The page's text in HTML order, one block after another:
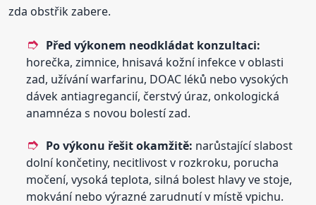
zda obstřik zabere.
Před výkonem neodkládat konzultaci:
horečka, zimnice, hnisavá kožní infekce v oblasti
zad, užívání warfarinu, DOAC léků nebo vysokých
dávek antiagregancií, čerstvý úraz, onkologická
anamnéza s novou bolestí zad.
Po výkonu řešit okamžitě: narůstající slabost
dolní končetiny, necitlivost v rozkroku, porucha
močení, vysoká teplota, silná bolest hlavy ve stoje,
mokvání nebo výrazné zarudnutí v místě vpichu.